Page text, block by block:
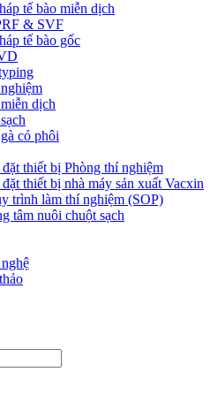
tế bào miễn dịch
& SVF
tế bào gốc
dịch
có phôi
thiết bị Phòng thí nghiệm
thiết bị nhà máy sản xuất Vacxin
trình làm thí nghiệm (SOP)
tâm nuôi chuột sạch